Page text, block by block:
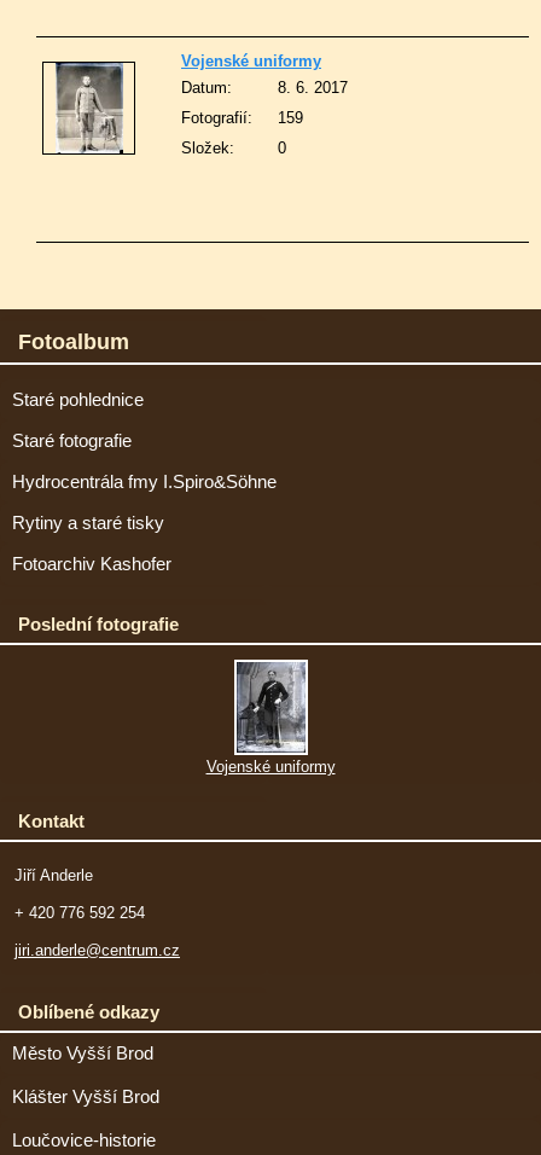
Vojenské uniformy
Datum:
8. 6. 2017
Fotografií:
159
Složek:
0
Fotoalbum
Staré pohlednice
Staré fotografie
Hydrocentrála fmy I.Spiro&Söhne
Rytiny a staré tisky
Fotoarchiv Kashofer
Poslední fotografie
Vojenské uniformy
Kontakt
Jiří Anderle
+ 420 776 592 254
jiri.anderle@centrum.cz
Oblíbené odkazy
Město Vyšší Brod
Klášter Vyšší Brod
Loučovice-historie